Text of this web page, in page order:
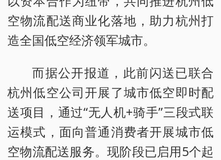
空物流配送商业化落地，助力杭州打
造全国低空经济领军城市。
而据公开报道，此前闪送已联合
杭州低空公司开展了城市低空即时配
送项目，通过“无人机+骑手”三段式联
运模式，面向普通消费者开展城市低
空物流配送服务。现阶段已启用5个起